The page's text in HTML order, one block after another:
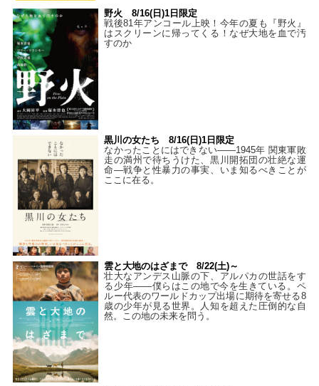
野火 8/16(日)1日限定
戦後81年アンコール上映！今年の夏も『野火』
はスクリーンに帰ってくる！なぜ大地を血で汚
すのか
黒川の女たち 8/16(日)1日限定
なかったことにはできない——1945年 関東軍敗
走の満州で待ちうけた、黒川開拓団の壮絶な運
命―戦争と性暴力の事実、いま知るべきことが
ここに在る。
雲と大地のはざまで 8/22(土)～
壮大なアンデス山脈の下、アルパカの世話をす
る少年――僕らはこの地で今を生きている。ペ
ルー代表のワールドカップ出場に期待を寄せる8
歳の少年が見る世界。人知を超えた圧倒的な自
然。この地の未来を問う。